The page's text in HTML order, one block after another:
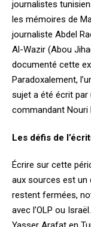
journalistes
les mémoires de
journaliste Abdel
Al-Wazir (Abou
documenté cette
Paradoxalement,
sujet a été écrit par
commandant Nouri
Les défis de
Écrire sur cette
aux sources est un
restent fermées,
avec l’OLP ou